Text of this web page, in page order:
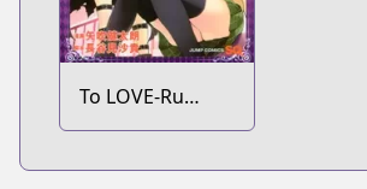
To LOVE-Ru
Darkness